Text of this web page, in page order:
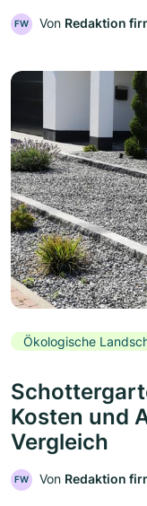
FW Von Redaktion
Ökologische
Kosten und
Vergleich
FW Von Redaktion